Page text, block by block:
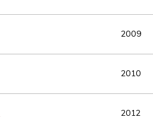
2009
2010
2012